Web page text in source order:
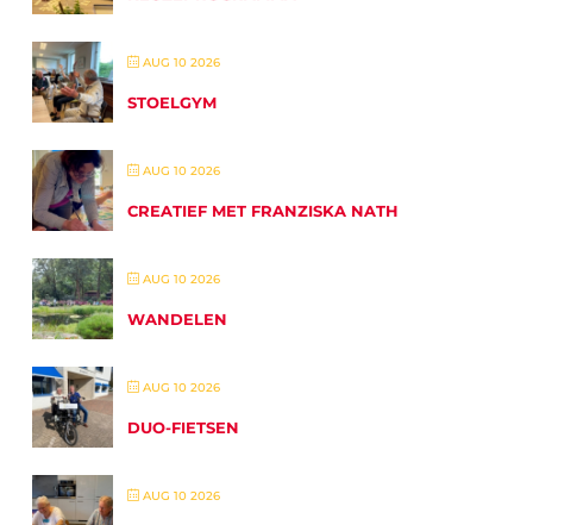
AUG 10 2026
STOELGYM
AUG 10 2026
CREATIEF MET FRANZISKA NATH
AUG 10 2026
WANDELEN
AUG 10 2026
DUO-FIETSEN
AUG 10 2026